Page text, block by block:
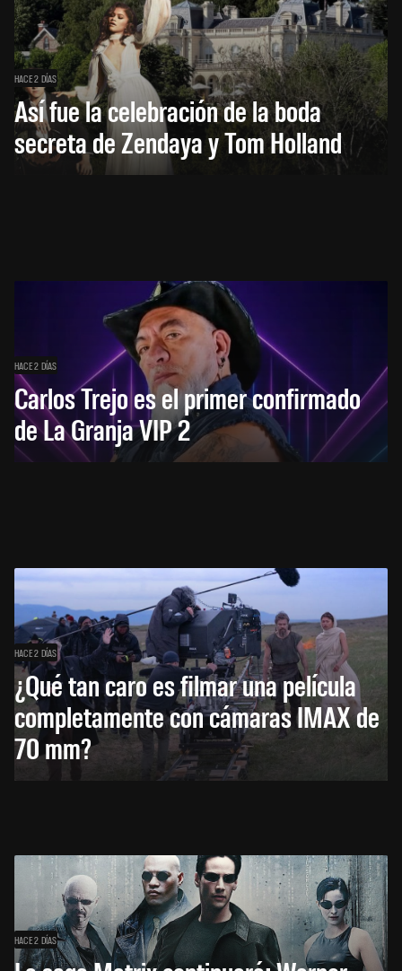
HACE 2 DÍAS
Así fue la celebración de la boda
secreta de Zendaya y Tom Holland
HACE 2 DÍAS
Carlos Trejo es el primer confirmado
de La Granja VIP 2
HACE 2 DÍAS
¿Qué tan caro es filmar una película
completamente con cámaras IMAX de
70 mm?
HACE 2 DÍAS